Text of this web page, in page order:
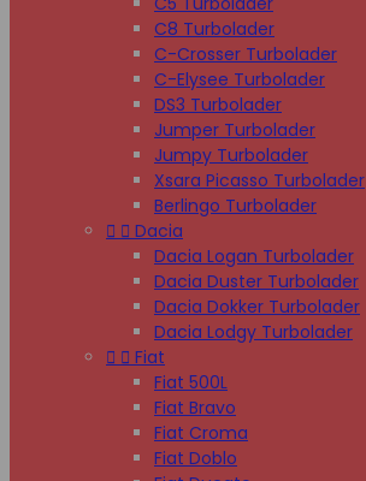
C8 Turbolader
C-Crosser Turbolader
C-Elysee Turbolader
DS3 Turbolader
Jumper Turbolader
Jumpy Turbolader
Xsara Picasso Turbolader
Berlingo Turbolader
  Dacia
Dacia Logan Turbolader
Dacia Duster Turbolader
Dacia Dokker Turbolader
Dacia Lodgy Turbolader
  Fiat
Fiat 500L
Fiat Bravo
Fiat Croma
Fiat Doblo